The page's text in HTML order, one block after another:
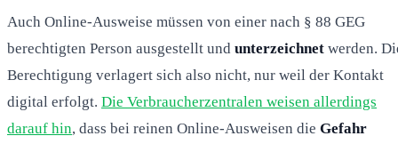
Auch Online-Ausweise müssen von einer nach § 88 GEG
berechtigten Person ausgestellt und unterzeichnet werden.
Berechtigung verlagert sich also nicht, nur weil der Kontakt
digital erfolgt. Die Verbraucherzentralen weisen allerdings
darauf hin, dass bei reinen Online-Ausweisen die Gefahr